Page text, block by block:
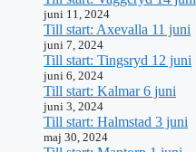
juni 11, 2024
Till start: Axevalla 11 juni
juni 7, 2024
Till start: Tingsryd 12 juni
juni 6, 2024
Till start: Kalmar 6 juni
juni 3, 2024
Till start: Halmstad 3 juni
maj 30, 2024